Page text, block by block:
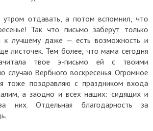
утром отдавать, а потом вспомнил, что
Так что письмо заберут только
к лучшему даже — есть возможность и
листочек. Тем более, что мама сегодня
твое э-письмо ей с твоими
случаю Вербного воскресенья. Огромное
тоже поздравляю с праздником входа
а заодно и всех наших: сидящих и
них. Отдельная благодарность за